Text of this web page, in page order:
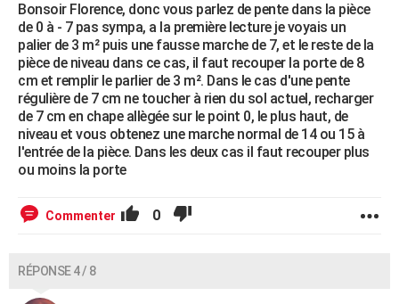
Bonsoir Florence, donc vous parlez de pente dans la pièce
de 0 à - 7 pas sympa, a la première lecture je voyais un
palier de 3 m² puis une fausse marche de 7, et le reste de la
pièce de niveau dans ce cas, il faut recouper la porte de 8
cm et remplir le parlier de 3 m². Dans le cas d'une pente
régulière de 7 cm ne toucher à rien du sol actuel, recharger
de 7 cm en chape allègée sur le point 0, le plus haut, de
niveau et vous obtenez une marche normal de 14 ou 15 à
l'entrée de la pièce. Dans les deux cas il faut recouper plus
ou moins la porte
Commenter 0
RÉPONSE 4 / 8